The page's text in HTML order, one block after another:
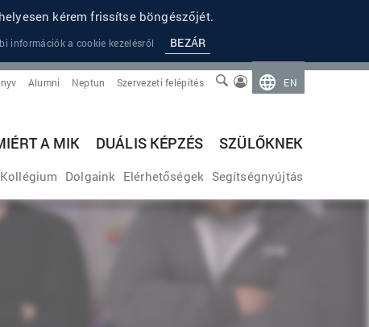
kérem frissítse böngészőjét.
információk a cookie kezelésről BEZÁR
EN
Szervezeti felépítés
Neptun
Alumni
A MIK DUÁLIS KÉPZÉS SZÜLŐKNEK
Kollégium Dolgaink Elérhetőségek Segítségnyújtás